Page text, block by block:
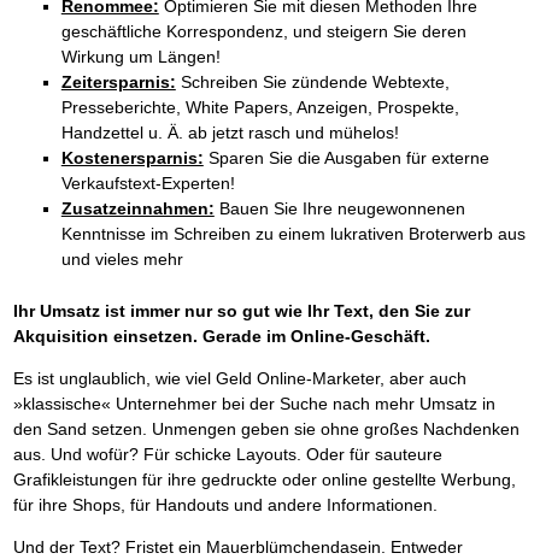
Renommee: Optimieren Sie mit diesen Methoden Ihre
geschäftliche Korrespondenz, und steigern Sie deren
Wirkung um Längen!
Zeitersparnis: Schreiben Sie zündende Webtexte,
Presseberichte, White Papers, Anzeigen, Prospekte,
Handzettel u. Ä. ab jetzt rasch und mühelos!
Kostenersparnis: Sparen Sie die Ausgaben für externe
Verkaufstext-Experten!
Zusatzeinnahmen: Bauen Sie Ihre neugewonnenen
Kenntnisse im Schreiben zu einem lukrativen Broterwerb aus
und vieles mehr
Ihr Umsatz ist immer nur so gut wie Ihr Text, den Sie zur
Akquisition einsetzen. Gerade im Online-Geschäft.
Es ist unglaublich, wie viel Geld Online-Marketer, aber auch
»klassische« Unternehmer bei der Suche nach mehr Umsatz in
den Sand setzen. Unmengen geben sie ohne großes Nachdenken
aus. Und wofür? Für schicke Layouts. Oder für sauteure
Grafikleistungen für ihre gedruckte oder online gestellte Werbung,
für ihre Shops, für Handouts und andere Informationen.
Und der Text? Fristet ein Mauerblümchendasein. Entweder